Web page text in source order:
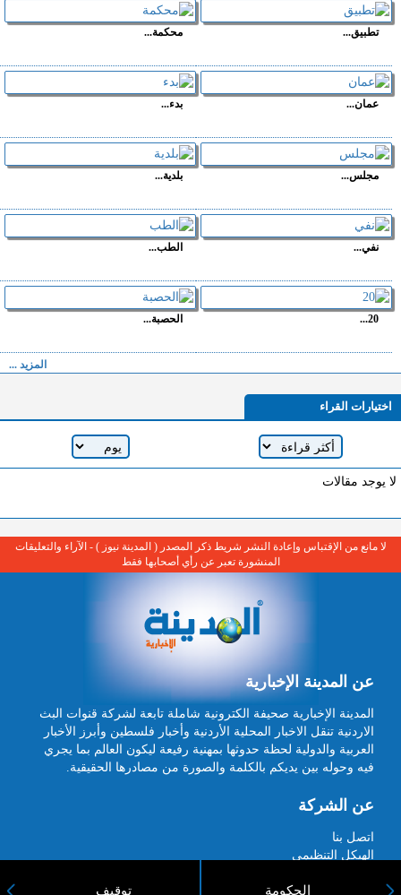
تطبيق... محكمة...
عمان... بدء...
مجلس... بلدية...
نفي... الطب...
20... الحصبة...
المزيد ...
اختيارات القراء
لا يوجد مقالات
لا مانع من الإقتباس وإعادة النشر شريط ذكر المصدر ( المدينة نيوز ) - الآراء والتعليقات
المنشورة تعبر عن رأي أصحابها فقط
عن المدينة الإخبارية
المدينة الإخبارية صحيفة الكترونية شاملة تابعة لشركة قنوات البث
الاردنية تنقل الاخبار المحلية الأردنية وأخبار فلسطين وأبرز الأخبار
العربية والدولية لحظة حدوثها بمهنية رفيعة ليكون العالم بما يجري
فيه وحوله بين يديكم بالكلمة والصورة من مصادرها الحقيقية.
عن الشركة
اتصل بنا
الهيكل التنظيمي
ارسل خبر او صورة